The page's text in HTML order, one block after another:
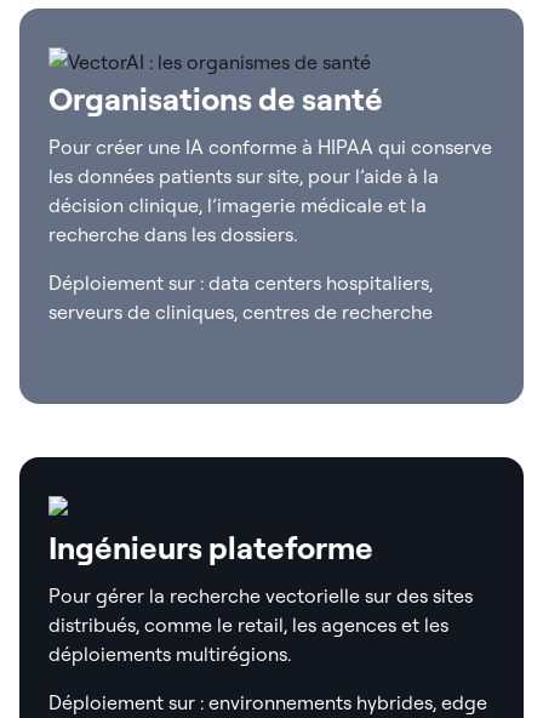
Organisations de santé
Pour créer une IA conforme à HIPAA qui conserve
les données patients sur site, pour l’aide à la
décision clinique, l’imagerie médicale et la
recherche dans les dossiers.
Déploiement sur : data centers hospitaliers,
serveurs de cliniques, centres de recherche
Ingénieurs plateforme
Pour gérer la recherche vectorielle sur des sites
distribués, comme le retail, les agences et les
déploiements multirégions.
Déploiement sur : environnements hybrides, edge